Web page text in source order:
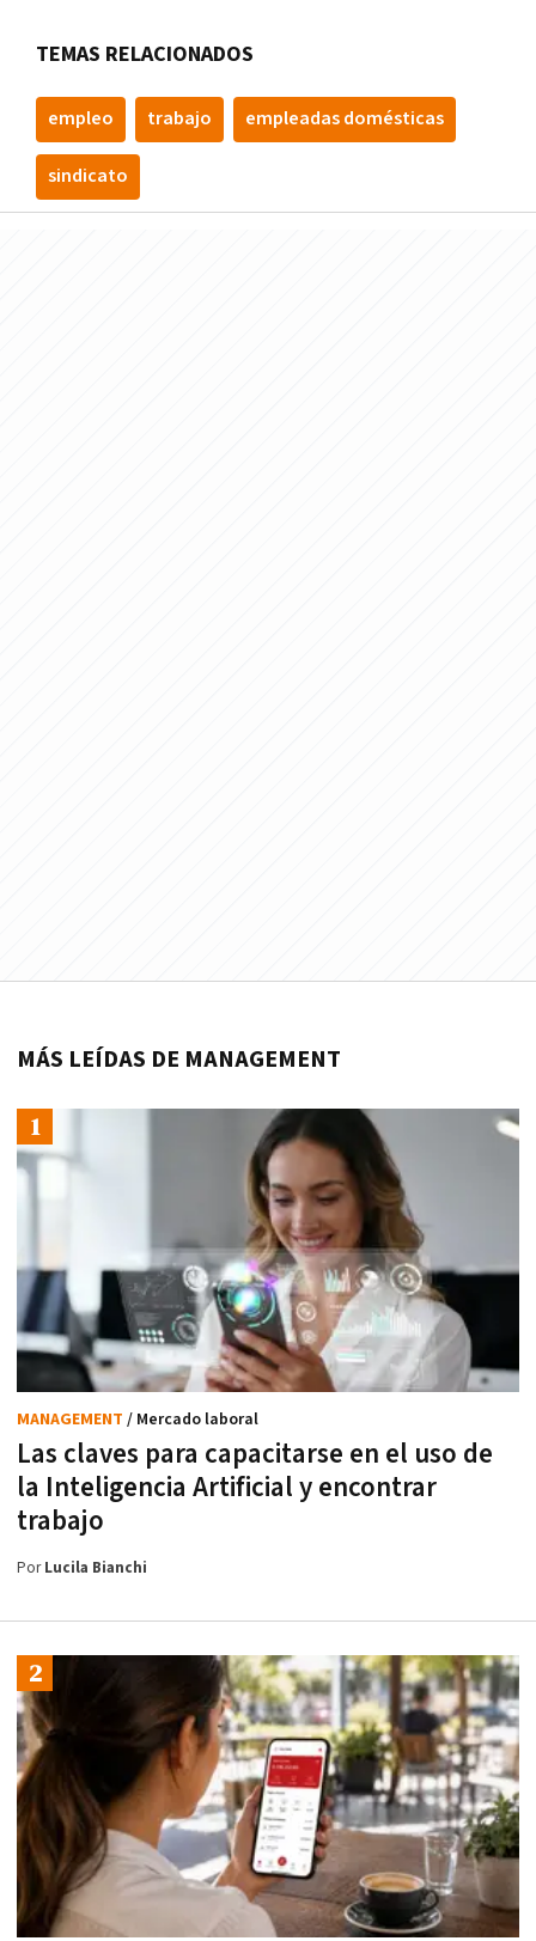
TEMAS RELACIONADOS
empleo trabajo empleadas domésticas
sindicato
MÁS LEÍDAS DE MANAGEMENT
Las claves para capacitarse en el uso de
la Inteligencia Artificial y encontrar
trabajo
MANAGEMENT / Mercado laboral
PorLucila Bianchi